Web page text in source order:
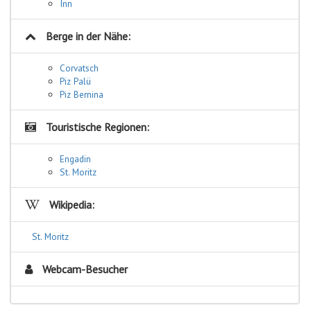
Inn
Berge in der Nähe:
Corvatsch
Piz Palü
Piz Bernina
Touristische Regionen:
Engadin
St. Moritz
Wikipedia:
St. Moritz
Webcam-Besucher